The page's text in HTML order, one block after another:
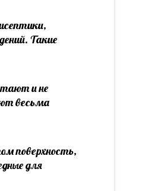
Такие
и не
весьма
поверхность,
для